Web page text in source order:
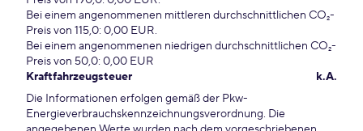
Bei einem angenommenen mittleren durchschnittlichen CO₂-
Preis von 115,0: 0,00 EUR.
Bei einem angenommenen niedrigen durchschnittlichen CO₂-
Preis von 50,0: 0,00 EUR
Kraftfahrzeugsteuer
k.A.
Die Informationen erfolgen gemäß der Pkw-
Energieverbrauchskennzeichnungsverordnung. Die